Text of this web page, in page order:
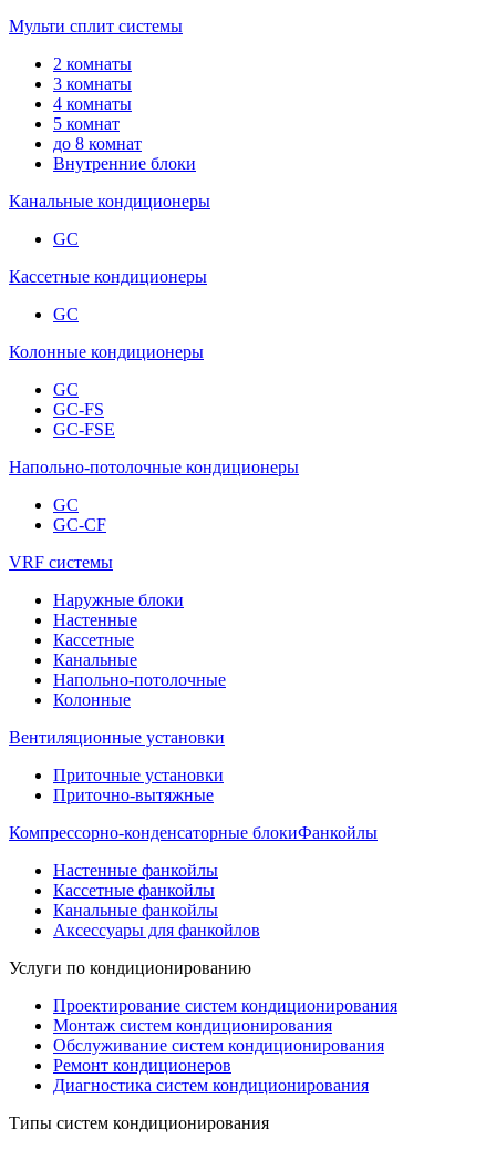
Мульти сплит системы
2 комнаты
3 комнаты
4 комнаты
5 комнат
до 8 комнат
Внутренние блоки
Канальные кондиционеры
GC
Кассетные кондиционеры
GC
Колонные кондиционеры
GC
GC-FS
GC-FSE
Напольно-потолочные кондиционеры
GC
GC-CF
VRF системы
Наружные блоки
Настенные
Кассетные
Канальные
Напольно-потолочные
Колонные
Вентиляционные установки
Приточные установки
Приточно-вытяжные
Компрессорно-конденсаторные блокиФанкойлы
Настенные фанкойлы
Кассетные фанкойлы
Канальные фанкойлы
Аксессуары для фанкойлов
Услуги по кондиционированию
Проектирование систем кондиционирования
Монтаж систем кондиционирования
Обслуживание систем кондиционирования
Ремонт кондиционеров
Диагностика систем кондиционирования
Типы систем кондиционирования